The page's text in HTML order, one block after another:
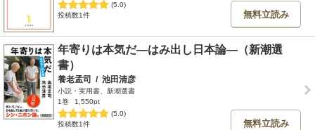
(5.0)
投稿数1件
無料立読み
年寄りは本気だ―はみ出し日本論―（新潮選
書）
養老孟司 / 池田清彦
小説・実用書、新潮選書
1巻
1,550pt
(5.0)
投稿数1件
無料立読み